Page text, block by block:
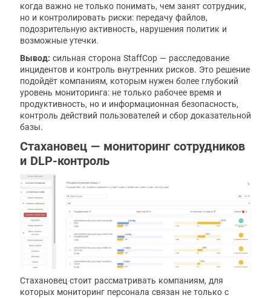
когда важно не только понимать, чем занят сотрудник,
но и контролировать риски: передачу файлов,
подозрительную активность, нарушения политик и
возможные утечки.
Вывод: сильная сторона StaffCop — расследование
инцидентов и контроль внутренних рисков. Это решение
подойдёт компаниям, которым нужен более глубокий
уровень мониторинга: не только рабочее время и
продуктивность, но и информационная безопасность,
контроль действий пользователей и сбор доказательной
базы.
Стахановец — мониторинг сотрудников
и DLP-контроль
Стахановец стоит рассматривать компаниям, для
которых мониторинг персонала связан не только с